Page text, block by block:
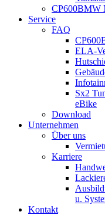
CP600BMW
Service
FAQ
ELA-
Sx2
eBike
Download
Unternehmen
Über uns
Karriere
u.
Kontakt